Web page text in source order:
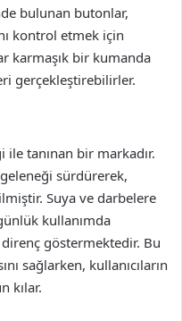
bulunan butonlar,
kontrol etmek için
karmaşık bir kumanda
gerçekleştirebilirler.
ile tanınan bir markadır.
sürdürerek,
Suya ve darbelere
kullanımda
direnç göstermektedir. Bu
sağlarken, kullanıcıların
kılar.